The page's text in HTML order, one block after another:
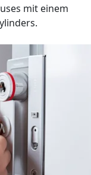
mit einem